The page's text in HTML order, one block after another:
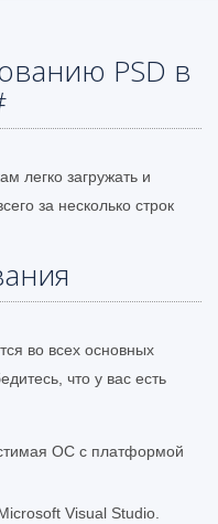
PSD в
легко загружать и
за несколько строк
во всех основных
что у вас есть
ОС с платформой
Visual Studio.